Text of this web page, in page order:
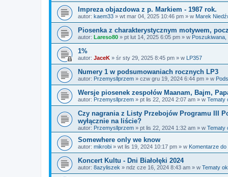
Impreza objazdowa z p. Markiem - 1987 rok.
autor: kaem33 » wt mar 04, 2025 10:46 pm » w Marek
Piosenka z charakterystycznym motywem,
autor: Lareso80 » pt lut 14, 2025 6:05 pm » w
1%
autor: JaceK » śr sty 29, 2025 8:45 pm » w LP357
Numery 1 w podsumowaniach rocznych LP3
autor: Przemysllprzem » czw gru 19, 2024 6:44 pm » w
Wersje piosenek zespołów Maanam, Bajm,
autor: Przemysllprzem » pt lis 22, 2024 2:07 am » w Tematy
Czy nagrania z Listy Przebojów Programu III
wyłącznie na liście?
autor: Przemysllprzem » pt lis 22, 2024 1:32 am » w Tematy
Somewhere only we know
autor: mikrobi » wt lis 19, 2024 10:17 pm » w Komentarze
Koncert Kultu - Dni Białołęki 2024
autor: 8azyliszek » ndz cze 16, 2024 8:43 am » w Tematy